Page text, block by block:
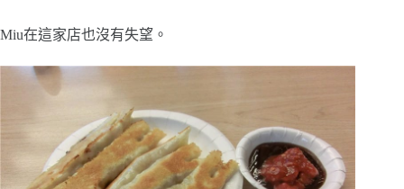
Miu在這家店也沒有失望。